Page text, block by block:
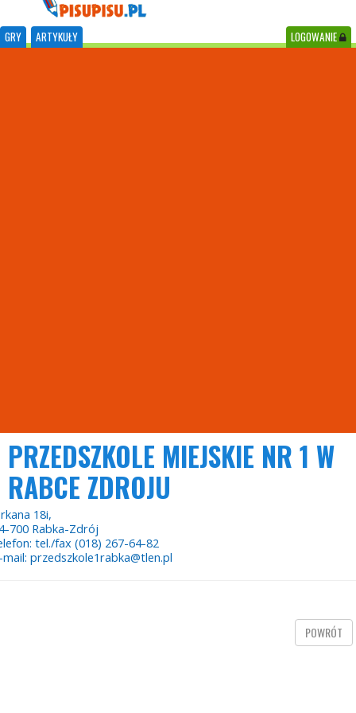
GRY ARTYKUŁY LOGOWANIE
PRZEDSZKOLE MIEJSKIE NR 1 W
RABCE ZDROJU
18i,
700 Rabka-Zdrój
tel./fax (018) 267-64-82
przedszkole1rabka@tlen.pl
POWRÓT